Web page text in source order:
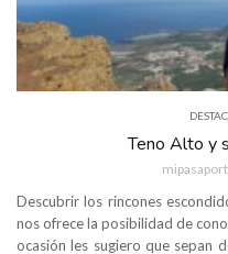
Teno Alto y
Descubrir los rincones
nos ofrece la posibilidad de
ocasión les sugiero que sepan